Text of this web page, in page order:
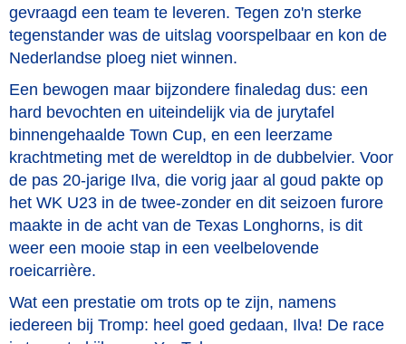
gevraagd een team te leveren. Tegen zo'n sterke
tegenstander was de uitslag voorspelbaar en kon de
Nederlandse ploeg niet winnen.
Een bewogen maar bijzondere finaledag dus: een
hard bevochten en uiteindelijk via de jurytafel
binnengehaalde Town Cup, en een leerzame
krachtmeting met de wereldtop in de dubbelvier. Voor
de pas 20-jarige Ilva, die vorig jaar al goud pakte op
het WK U23 in de twee-zonder en dit seizoen furore
maakte in de acht van de Texas Longhorns, is dit
weer een mooie stap in een veelbelovende
roeicarrière.
Wat een prestatie om trots op te zijn, namens
iedereen bij Tromp: heel goed gedaan, Ilva! De race